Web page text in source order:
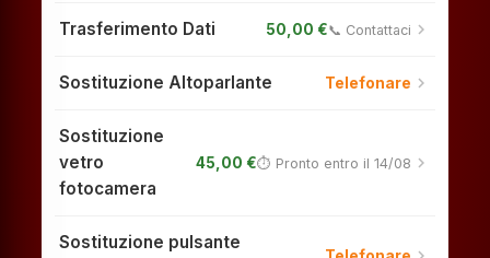
Trasferimento Dati 50,00 €📞 Contattaci chevron_right
Sostituzione Altoparlante Telefonare chevron_right
Sostituzione
vetro
fotocamera
45,00 €⏱ Pronto entro il 14/08 chevron_right
Sostituzione pulsante